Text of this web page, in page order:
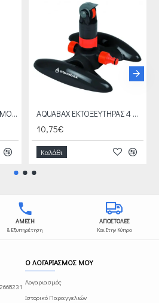
AQUABAX ΠΥΡΓΟΣ ΨΕΚΑΣΜΟΥ ΠΟΛΥΜΟΡΦΙΚΟΣ (B-06902) AQUABAX ΕΚΤΟΞΕΥΤΗΡΑΣ 4 ΜΟΤΙΒΩΝ ΜΕ ΜΗΧΑΝΙΣΜΟ ΣΕ ΒΑΣΗ (B-14608)
10,75€
Καλάθι
ΑΜΕΣΗ
& Εξυπηρέτηση
ΑΠΟΣΤΟΛΕΣ
Και Στην Κύπρο
Ο ΛΟΓΑΡΙΑΣΜΟΣ ΜΟΥ
Λογαριασμός
Ιστορικό Παραγγελιών